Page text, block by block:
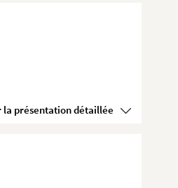
Voir la présentation détaillée